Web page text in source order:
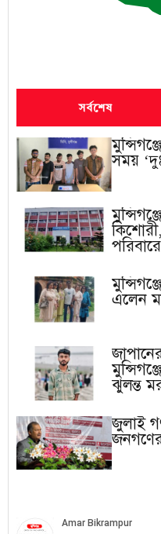
সর্বশেষ
সময়
এলেন
ঝুলন্ত
জুলাই